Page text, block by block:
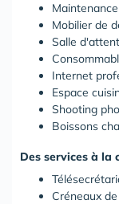
Mobilier de
Salle
Internet
Espace
Shooting
Boissons
Des services à la
Créneaux